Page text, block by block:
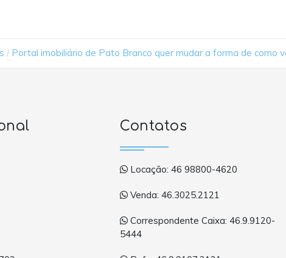
Portal imobiliário de Pato Branco quer mudar a forma de como
Contatos
Locação: 46 98800-4620
Venda: 46.3025.2121
Correspondente Caixa: 46.9.9120-
5444